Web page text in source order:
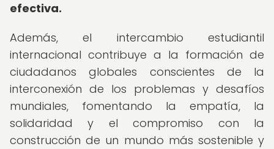
efectiva.
Además, el intercambio estudiantil
internacional contribuye a la formación de
ciudadanos globales conscientes de la
interconexión de los problemas y desafíos
mundiales, fomentando la empatía, la
solidaridad y el compromiso con la
construcción de un mundo más sostenible y